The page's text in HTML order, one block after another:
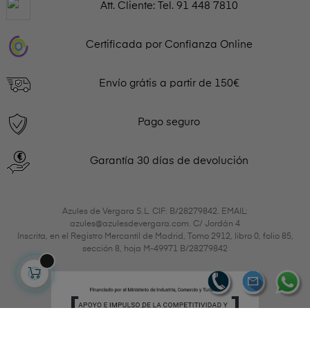
Att. Cliente: Tel. 91 448 7810
Certificada por Confianza Online
Envío grátis a partir de 150€
Pago seguro
Garantía 30 días de devolución
Azules de Vergara S.L. CIF: B/28279842. EMAIL:
azules@azulesdevergara.com. C/ Jordán 4
Inscrita, en el Registro Mercantil de Madrid, Tomo 2912, libro 0, folio 85,
sección 8, hoja M-49971 B/28279842